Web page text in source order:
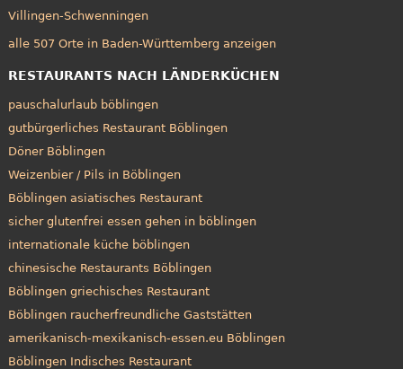
Villingen-Schwenningen
alle 507 Orte in Baden-Württemberg anzeigen
RESTAURANTS NACH LÄNDERKÜCHEN
pauschalurlaub böblingen
gutbürgerliches Restaurant Böblingen
Döner Böblingen
Weizenbier / Pils in Böblingen
Böblingen asiatisches Restaurant
sicher glutenfrei essen gehen in böblingen
internationale küche böblingen
chinesische Restaurants Böblingen
Böblingen griechisches Restaurant
Böblingen raucherfreundliche Gaststätten
amerikanisch-mexikanisch-essen.eu Böblingen
Böblingen Indisches Restaurant